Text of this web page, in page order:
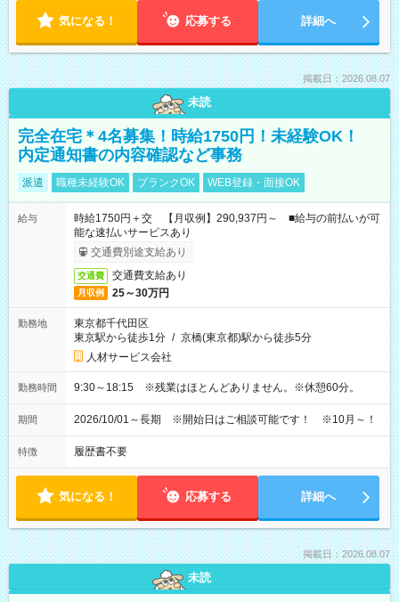
気になる！ 応募する 詳細へ
掲載日：2026.08.07
未読
完全在宅＊4名募集！時給1750円！未経験OK！
内定通知書の内容確認など事務
派遣 職種未経験OK ブランクOK WEB登録・面接OK
給与
時給1750円＋交 【月収例】290,937円～ ■給与の前払いが可
能な速払いサービスあり
交通費別途支給あり
交通費 交通費支給あり
月収例 25～30万円
勤務地
東京都千代田区
東京駅から徒歩1分 / 京橋(東京都)駅から徒歩5分
人材サービス会社
勤務時間 9:30～18:15 ※残業はほとんどありません。※休憩60分。
期間 2026/10/01～長期 ※開始日はご相談可能です！ ※10月～！
特徴 履歴書不要
気になる！ 応募する 詳細へ
掲載日：2026.08.07
未読